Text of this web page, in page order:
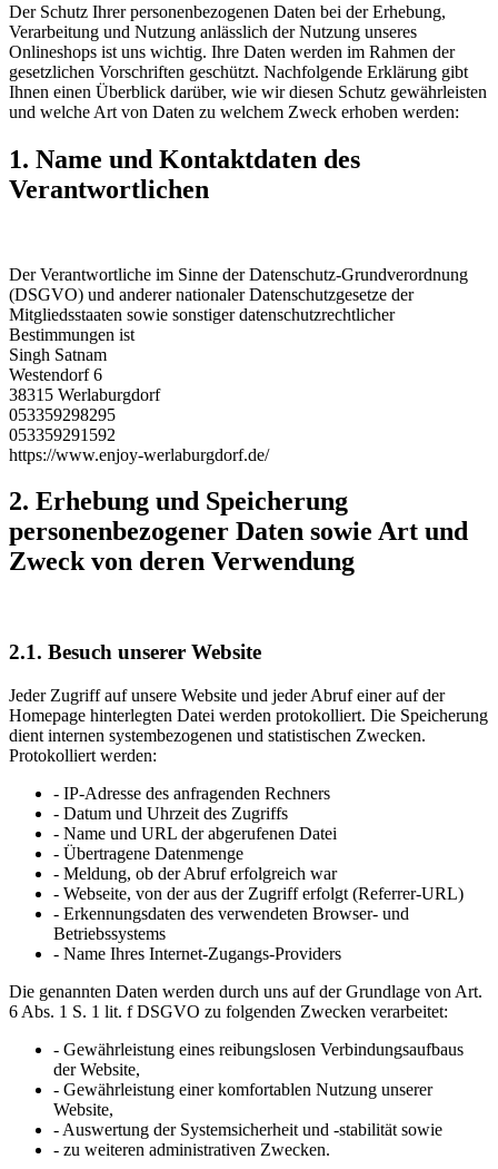
Der Schutz Ihrer personenbezogenen Daten bei der Erhebung,
Verarbeitung und Nutzung anlässlich der Nutzung unseres
Onlineshops ist uns wichtig. Ihre Daten werden im Rahmen der
gesetzlichen Vorschriften geschützt. Nachfolgende Erklärung gibt
Ihnen einen Überblick darüber, wie wir diesen Schutz gewährleisten
und welche Art von Daten zu welchem Zweck erhoben werden:
1. Name und Kontaktdaten des
Verantwortlichen
Der Verantwortliche im Sinne der Datenschutz-Grundverordnung
(DSGVO) und anderer nationaler Datenschutzgesetze der
Mitgliedsstaaten sowie sonstiger datenschutzrechtlicher
Bestimmungen ist
Singh Satnam
Westendorf 6
38315 Werlaburgdorf
053359298295
053359291592
https://www.enjoy-werlaburgdorf.de/
2. Erhebung und Speicherung
personenbezogener Daten sowie Art und
Zweck von deren Verwendung
2.1. Besuch unserer Website
Jeder Zugriff auf unsere Website und jeder Abruf einer auf der
Homepage hinterlegten Datei werden protokolliert. Die Speicherung
dient internen systembezogenen und statistischen Zwecken.
Protokolliert werden:
- IP-Adresse des anfragenden Rechners
- Datum und Uhrzeit des Zugriffs
- Name und URL der abgerufenen Datei
- Übertragene Datenmenge
- Meldung, ob der Abruf erfolgreich war
- Webseite, von der aus der Zugriff erfolgt (Referrer-URL)
- Erkennungsdaten des verwendeten Browser- und
Betriebssystems
- Name Ihres Internet-Zugangs-Providers
Die genannten Daten werden durch uns auf der Grundlage von Art.
6 Abs. 1 S. 1 lit. f DSGVO zu folgenden Zwecken verarbeitet:
- Gewährleistung eines reibungslosen Verbindungsaufbaus
der Website,
- Gewährleistung einer komfortablen Nutzung unserer
Website,
- Auswertung der Systemsicherheit und -stabilität sowie
- zu weiteren administrativen Zwecken.